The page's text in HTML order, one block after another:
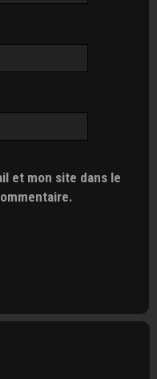
et mon site dans le